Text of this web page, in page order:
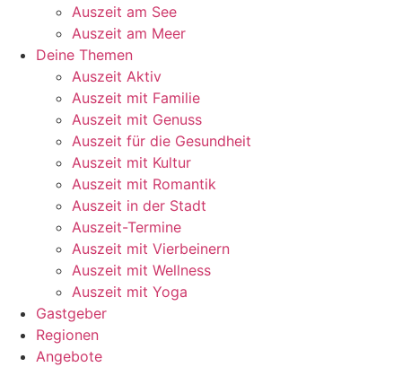
Auszeit am See
Auszeit am Meer
Deine Themen
Auszeit Aktiv
Auszeit mit Familie
Auszeit mit Genuss
Auszeit für die Gesundheit
Auszeit mit Kultur
Auszeit mit Romantik
Auszeit in der Stadt
Auszeit-Termine
Auszeit mit Vierbeinern
Auszeit mit Wellness
Auszeit mit Yoga
Gastgeber
Regionen
Angebote